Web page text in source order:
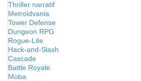
Thriller narratif
Metroidvania
Tower Defense
Dungeon RPG
Rogue-Lite
Hack-and-Slash
Cascade
Battle Royale
Moba